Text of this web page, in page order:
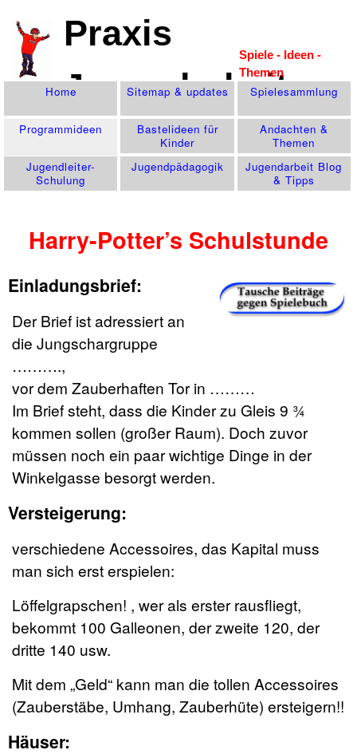
Praxis
Jugendarbeit
Spiele - Ideen -
Themen
Home Sitemap & updates Spiele­sammlung
Programm­ideen
Bastelideen für
Kinder
Andachten &
Themen
Jugendleiter-
Schulung
Jugend­pädagogik
Jugendarbeit Blog
& Tipps
Harry-Potter’s Schulstunde
Einladungsbrief:
Der Brief ist adressiert an
die Jungschargruppe
……….,
vor dem Zauberhaften Tor in ………
Im Brief steht, dass die Kinder zu Gleis 9 ¾
kommen sollen (großer Raum). Doch zuvor
müssen noch ein paar wichtige Dinge in der
Winkelgasse besorgt werden.
Versteigerung:
verschiedene Accessoires, das Kapital muss
man sich erst erspielen:
Löffelgrapschen! , wer als erster rausfliegt,
bekommt 100 Galleonen, der zweite 120, der
dritte 140 usw.
Mit dem „Geld“ kann man die tollen Accessoires
(Zauberstäbe, Umhang, Zauberhüte) ersteigern!!
Häuser: